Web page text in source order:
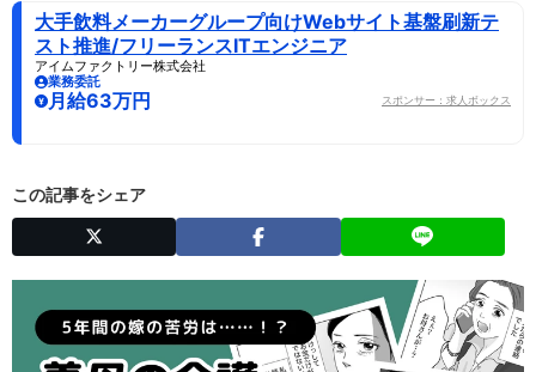
大手飲料メーカーグループ向けWebサイト基盤刷新テ
スト推進/フリーランスITエンジニア
アイムファクトリー株式会社
業務委託
月給63万円 スポンサー：求人ボックス
この記事をシェア